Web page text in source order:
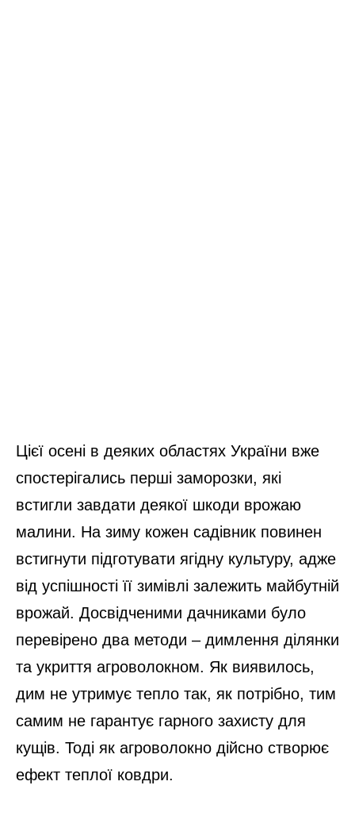
Цієї осені в деяких областях України вже
спостерігались перші заморозки, які
встигли завдати деякої шкоди врожаю
малини. На зиму кожен садівник повинен
встигнути підготувати ягідну культуру, адже
від успішності її зимівлі залежить майбутній
врожай. Досвідченими дачниками було
перевірено два методи – димлення ділянки
та укриття агроволокном. Як виявилось,
дим не утримує тепло так, як потрібно, тим
самим не гарантує гарного захисту для
кущів. Тоді як агроволокно дійсно створює
ефект теплої ковдри.